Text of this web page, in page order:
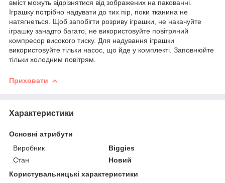
вміст можуть відрізнятися від зображених на пакованні.
Іграшку потрібно надувати до тих пір, поки тканина не
натягнеться. Щоб запобігти розриву іграшки, не накачуйте
іграшку занадто багато, не використовуйте повітряний
компресор високого тиску. Для надування іграшки
використовуйте тільки насос, що йде у комплекті. Заповнюйте
тільки холодним повітрям.
Приховати
Характеристики
Основні атрибути
Виробник
Biggies
Стан
Новий
Користувальницькі характеристики